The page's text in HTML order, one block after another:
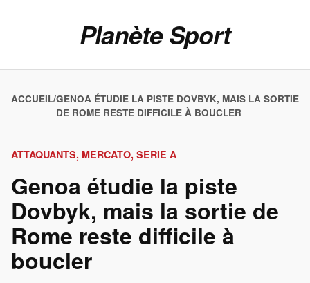
Planète Sport
ACCUEIL/GENOA ÉTUDIE LA PISTE DOVBYK, MAIS LA SORTIE
DE ROME RESTE DIFFICILE À BOUCLER
ATTAQUANTS, MERCATO, SERIE A
Genoa étudie la piste
Dovbyk, mais la sortie de
Rome reste difficile à
boucler